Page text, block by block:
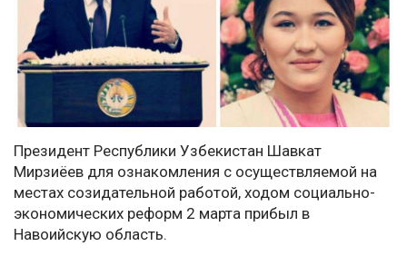
Президент Республики Узбекистан Шавкат
Мирзиёев для ознакомления с осуществляемой на
местах созидательной работой, ходом социально-
экономических реформ 2 марта прибыл в
Навоийскую область.